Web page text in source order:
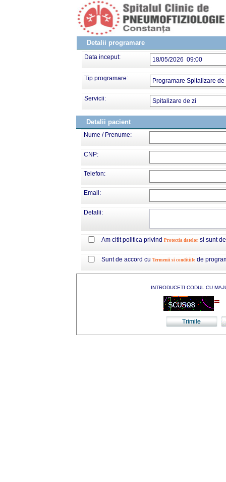
Detalii programare
Data inceput: 18/05/2026 09:00
Tip programare: Programare Spitalizare de
Servicii: Spitalizare de zi
Detalii pacient
Nume / Prenume:
CNP:
Telefon:
Email:
Detalii:
Am citit politica privind Protectia datelor si sunt
Sunt de accord cu Termenii si conditiile de
INTRODUCETI CODUL CU
=